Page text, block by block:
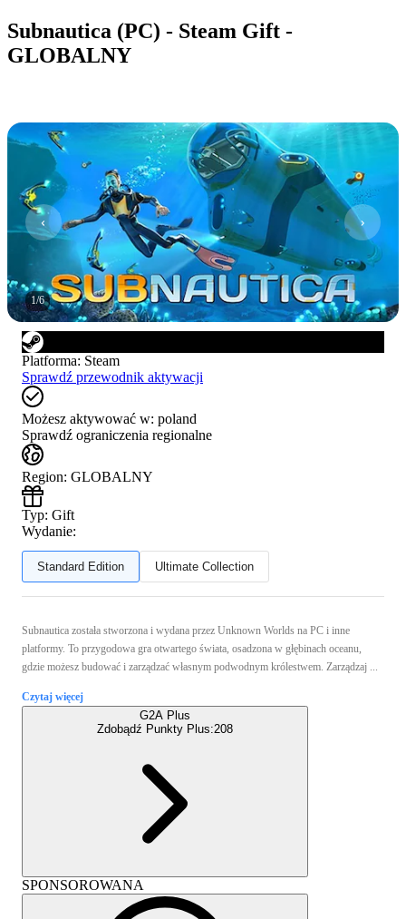
Subnautica (PC) - Steam Gift -
GLOBALNY
1/6
Platforma: Steam
Sprawdź przewodnik aktywacji
Możesz aktywować w: poland
Sprawdź ograniczenia regionalne
Region: GLOBALNY
Typ: Gift
Wydanie:
Standard Edition Ultimate Collection
Subnautica została stworzona i wydana przez Unknown Worlds na PC i inne
platformy. To przygodowa gra otwartego świata, osadzona w głębinach oceanu,
gdzie możesz budować i zarządzać własnym podwodnym królestwem. Zarządzaj ...
Czytaj więcej
G2A Plus
Zdobądź Punkty Plus:208
SPONSOROWANA